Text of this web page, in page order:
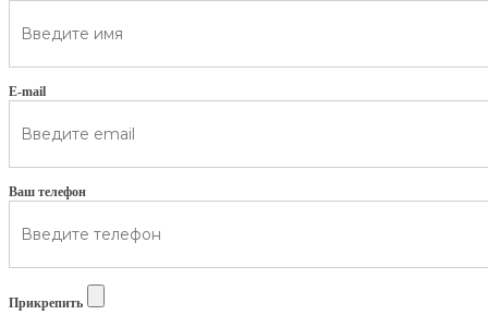
E-mail
Ваш телефон
Прикрепить